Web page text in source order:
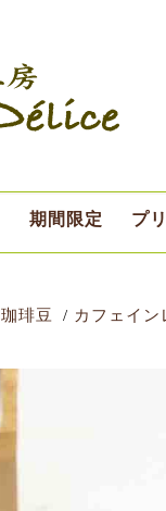
期間限定 プ
珈琲豆 カフェイン